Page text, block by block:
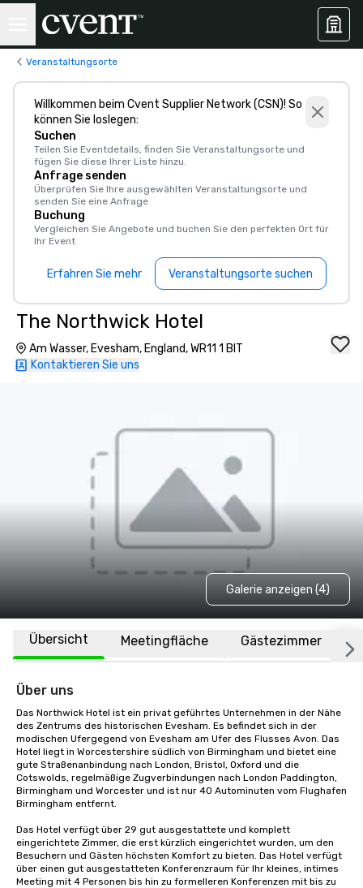
Veranstaltungsorte
Willkommen beim Cvent Supplier Network (CSN)! So
können Sie loslegen:
Suchen
Teilen Sie Eventdetails, finden Sie Veranstaltungsorte und
fügen Sie diese Ihrer Liste hinzu.
Anfrage senden
Überprüfen Sie Ihre ausgewählten Veranstaltungsorte und
senden Sie eine Anfrage
Buchung
Vergleichen Sie Angebote und buchen Sie den perfekten Ort für
Ihr Event
Erfahren Sie mehr Veranstaltungsorte suchen
The Northwick Hotel
Am Wasser, Evesham, England, WR11 1 BIT
Kontaktieren Sie uns
Galerie anzeigen (4)
Übersicht Meetingfläche Gästezimmer
Über uns
Das Northwick Hotel ist ein privat geführtes Unternehmen in der Nähe
des Zentrums des historischen Evesham. Es befindet sich in der
modischen Ufergegend von Evesham am Ufer des Flusses Avon. Das
Hotel liegt in Worcestershire südlich von Birmingham und bietet eine
gute Straßenanbindung nach London, Bristol, Oxford und die
Cotswolds, regelmäßige Zugverbindungen nach London Paddington,
Birmingham und Worcester und ist nur 40 Autominuten vom Flughafen
Birmingham entfernt.
Das Hotel verfügt über 29 gut ausgestattete und komplett
eingerichtete Zimmer, die erst kürzlich eingerichtet wurden, um den
Besuchern und Gästen höchsten Komfort zu bieten. Das Hotel verfügt
über einen gut ausgestatteten Konferenzraum für Ihr kleines, intimes
Meeting mit 4 Personen bis hin zu formelleren Konferenzen mit bis zu